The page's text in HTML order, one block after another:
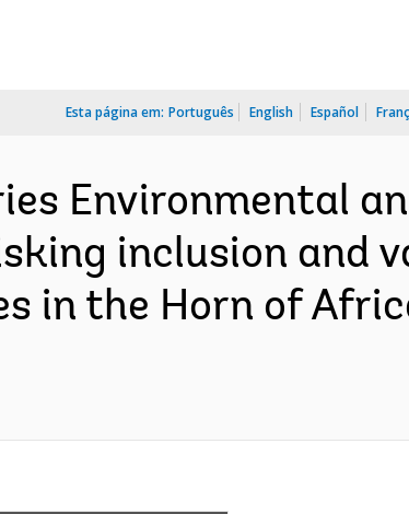
Esta página em: Português English Español
Environmental
inclusion and
in the Horn of